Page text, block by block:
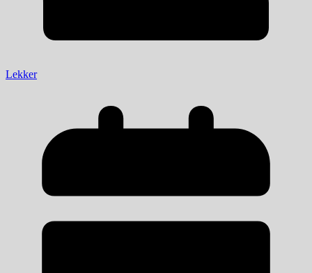
Lekker